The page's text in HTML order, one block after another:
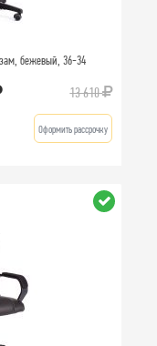
зам, бежевый, 36-34
13 610
Оформить рассрочку